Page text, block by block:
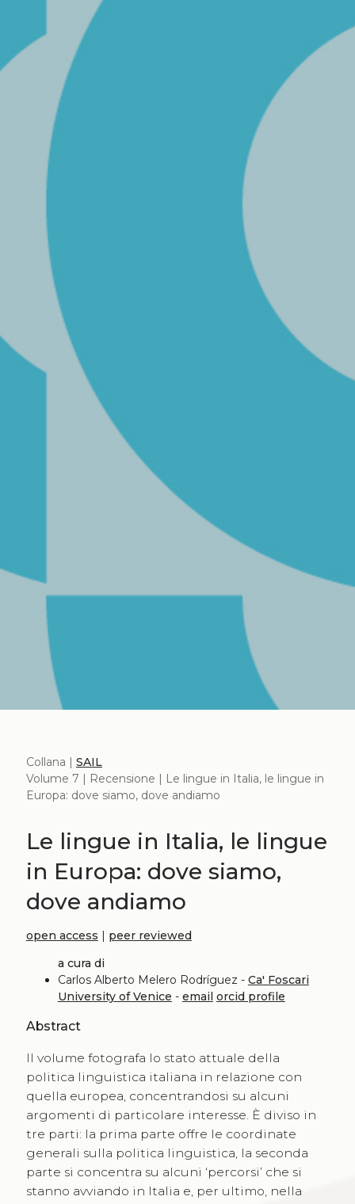
Collana | SAIL
Volume 7 | Recensione | Le lingue in Italia, le lingue in
Europa: dove siamo, dove andiamo
Le lingue in Italia, le lingue
in Europa: dove siamo,
dove andiamo
open access | peer reviewed
a cura di
Carlos Alberto Melero Rodríguez - Ca' Foscari
University of Venice - email orcid profile
Abstract
Il volume fotografa lo stato attuale della
politica linguistica italiana in relazione con
quella europea, concentrandosi su alcuni
argomenti di particolare interesse. È diviso in
tre parti: la prima parte offre le coordinate
generali sulla politica linguistica, la seconda
parte si concentra su alcuni ‘percorsi’ che si
stanno avviando in Italia e, per ultimo, nella